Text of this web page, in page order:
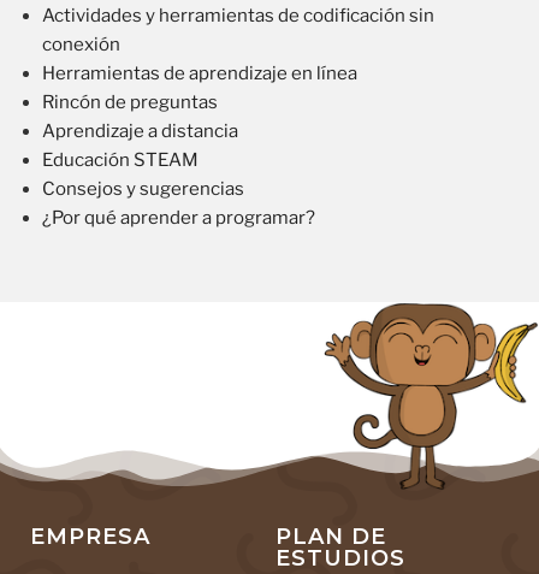
Actividades y herramientas de codificación sin
conexión
Herramientas de aprendizaje en línea
Rincón de preguntas
Aprendizaje a distancia
Educación STEAM
Consejos y sugerencias
¿Por qué aprender a programar?
EMPRESA
PLAN DE
ESTUDIOS